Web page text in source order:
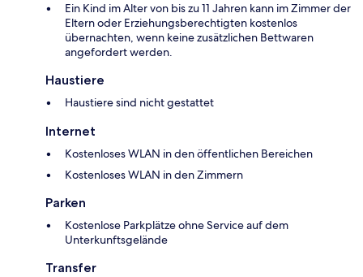
Ein Kind im Alter von bis zu 11 Jahren kann im Zimmer der
Eltern oder Erziehungsberechtigten kostenlos
übernachten, wenn keine zusätzlichen Bettwaren
angefordert werden.
Haustiere
Haustiere sind nicht gestattet
Internet
Kostenloses WLAN in den öffentlichen Bereichen
Kostenloses WLAN in den Zimmern
Parken
Kostenlose Parkplätze ohne Service auf dem
Unterkunftsgelände
Transfer